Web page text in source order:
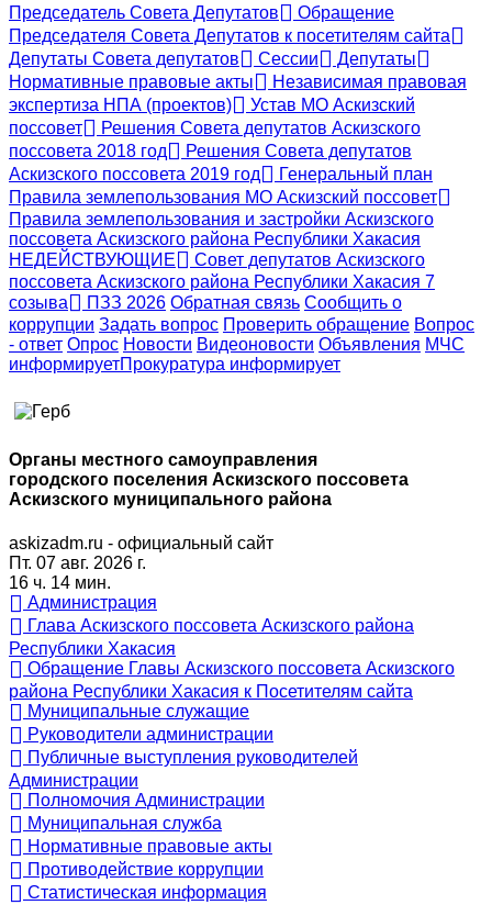
Председатель Совета Депутатов
Обращение
Председателя Совета Депутатов к посетителям сайта
Депутаты Совета депутатов
Сессии
Депутаты
Нормативные правовые акты
Независимая правовая
экспертиза НПА (проектов)
Устав МО Аскизский
поссовет
Решения Совета депутатов Аскизского
поссовета 2018 год
Решения Совета депутатов
Аскизского поссовета 2019 год
Генеральный план
Правила землепользования МО Аскизский поссовет
Правила землепользования и застройки Аскизского
поссовета Аскизского района Республики Хакасия
НЕДЕЙСТВУЮЩИЕ
Совет депутатов Аскизского
поссовета Аскизского района Республики Хакасия 7
созыва
ПЗЗ 2026 Обратная связь Сообщить о
коррупции Задать вопрос Проверить обращение Вопрос
- ответ Опрос Новости Видеоновости Объявления МЧС
информируетПрокуратура информирует
Органы местного самоуправления
городского поселения Аскизского поссовета
Аскизского муниципального района
askizadm.ru - официальный сайт
Пт. 07 авг. 2026 г.
16 ч. 14 мин.
Администрация
Глава Аскизского поссовета Аскизского района
Республики Хакасия
Обращение Главы Аскизского поссовета Аскизского
района Республики Хакасия к Посетителям сайта
Муниципальные служащие
Руководители администрации
Публичные выступления руководителей
Администрации
Полномочия Администрации
Муниципальная служба
Нормативные правовые акты
Противодействие коррупции
Статистическая информация